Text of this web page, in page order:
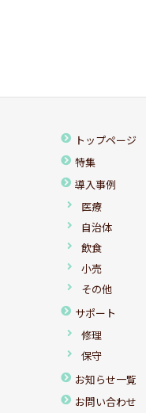
トップページ
特集
導入事例
医療
自治体
飲食
小売
その他
サポート
修理
保守
お知らせ一覧
お問い合わせ